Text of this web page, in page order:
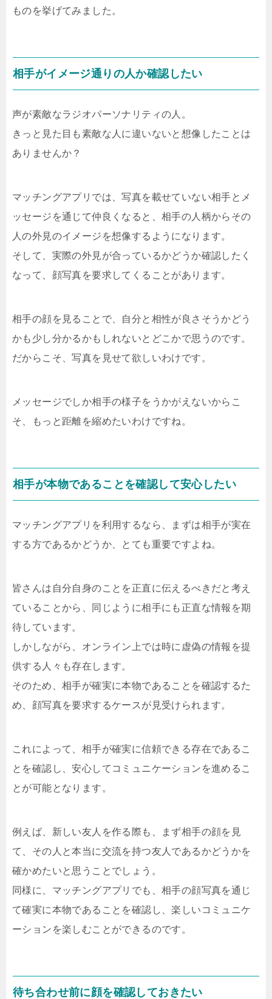
ものを挙げてみました。
相手がイメージ通りの人か確認したい
声が素敵なラジオパーソナリティの人。
きっと見た目も素敵な人に違いないと想像したことは
ありませんか？
マッチングアプリでは、写真を載せていない相手とメ
ッセージを通じて仲良くなると、相手の人柄からその
人の外見のイメージを想像するようになります。
そして、実際の外見が合っているかどうか確認したく
なって、顔写真を要求してくることがあります。
相手の顔を見ることで、自分と相性が良さそうかどう
かも少し分かるかもしれないとどこかで思うのです。
だからこそ、写真を見せて欲しいわけです。
メッセージでしか相手の様子をうかがえないからこ
そ、もっと距離を縮めたいわけですね。
相手が本物であることを確認して安心したい
マッチングアプリを利用するなら、まずは相手が実在
する方であるかどうか、とても重要ですよね。
皆さんは自分自身のことを正直に伝えるべきだと考え
ていることから、同じように相手にも正直な情報を期
待しています。
しかしながら、オンライン上では時に虚偽の情報を提
供する人々も存在します。
そのため、相手が確実に本物であることを確認するた
め、顔写真を要求するケースが見受けられます。
これによって、相手が確実に信頼できる存在であるこ
とを確認し、安心してコミュニケーションを進めるこ
とが可能となります。
例えば、新しい友人を作る際も、まず相手の顔を見
て、その人と本当に交流を持つ友人であるかどうかを
確かめたいと思うことでしょう。
同様に、マッチングアプリでも、相手の顔写真を通じ
て確実に本物であることを確認し、楽しいコミュニケ
ーションを楽しむことができるのです。
待ち合わせ前に顔を確認しておきたい